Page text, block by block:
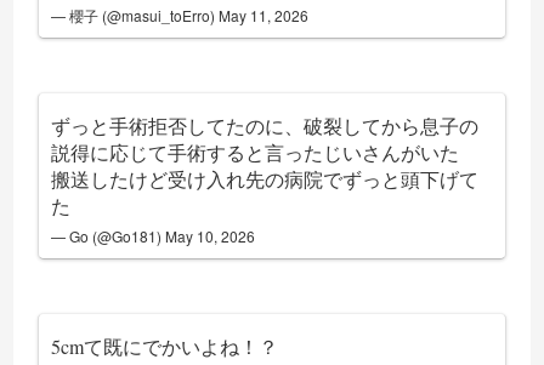
— 櫻子 (@masui_toErro) May 11, 2026
ずっと手術拒否してたのに、破裂してから息子の
説得に応じて手術すると言ったじいさんがいた
搬送したけど受け入れ先の病院でずっと頭下げて
た
— Go (@Go181) May 10, 2026
5cmて既にでかいよね！？